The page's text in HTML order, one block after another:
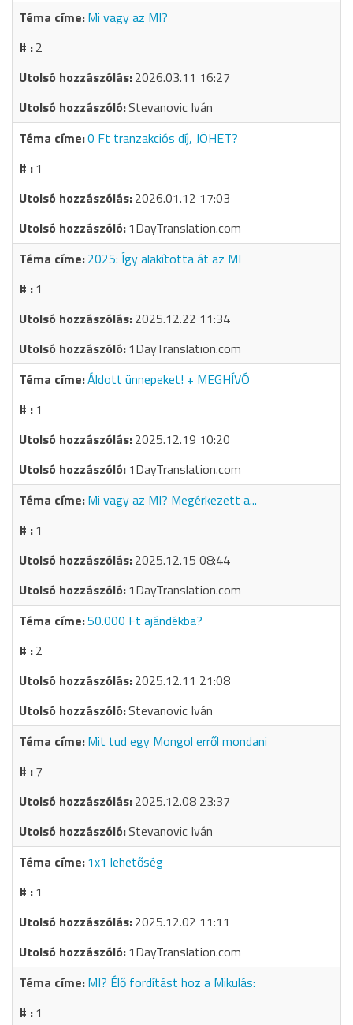
Mi vagy az MI?
2
2026.03.11 16:27
Stevanovic Iván
0 Ft tranzakciós díj, JÖHET?
1
2026.01.12 17:03
1DayTranslation.com
2025: Így alakította át az MI
1
2025.12.22 11:34
1DayTranslation.com
Áldott ünnepeket! + MEGHÍVÓ
1
2025.12.19 10:20
1DayTranslation.com
Mi vagy az MI? Megérkezett a...
1
2025.12.15 08:44
1DayTranslation.com
50.000 Ft ajándékba?
2
2025.12.11 21:08
Stevanovic Iván
Mit tud egy Mongol erről mondani
7
2025.12.08 23:37
Stevanovic Iván
1x1 lehetőség
1
2025.12.02 11:11
1DayTranslation.com
MI? Élő fordítást hoz a Mikulás:
1